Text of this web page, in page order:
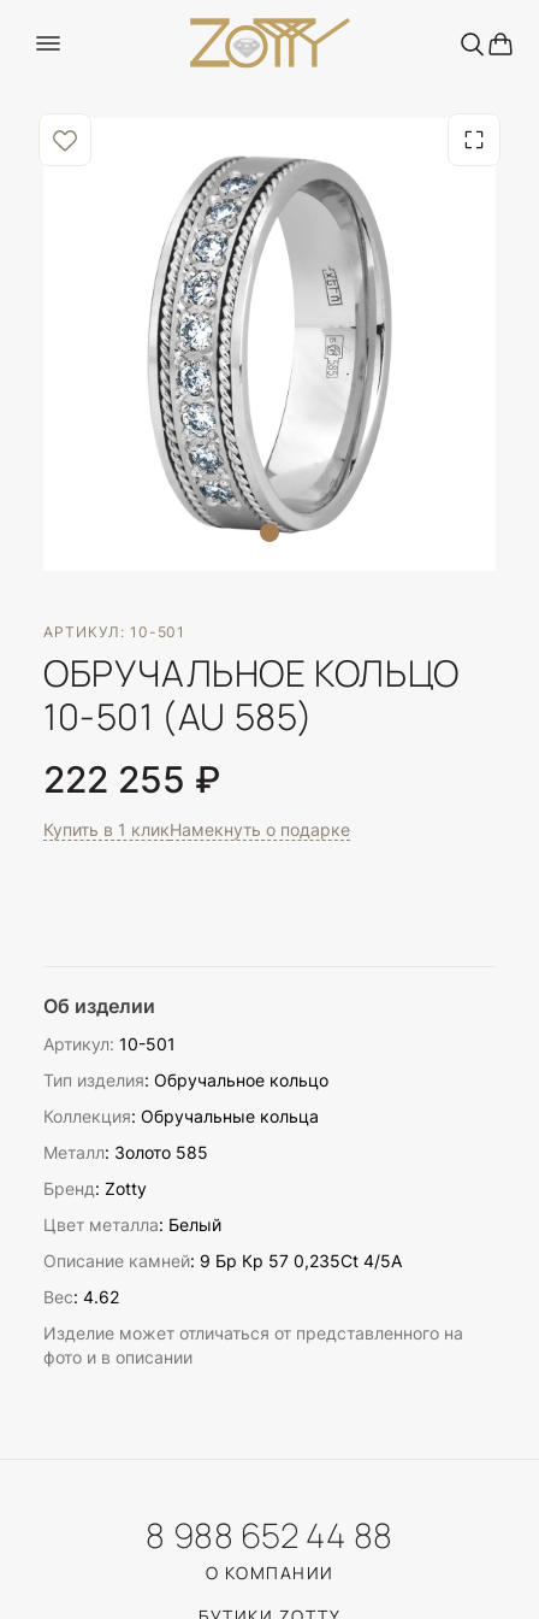
АРТИКУЛ: 10-501
ОБРУЧАЛЬНОЕ КОЛЬЦО
10-501 (AU 585)
222 255 ₽
Купить в 1 кликНамекнуть о подарке
Об изделии
Артикул: 10-501
Тип изделия: Обручальное кольцо
Коллекция: Обручальные кольца
Металл: Золото 585
Бренд: Zotty
Цвет металла: Белый
Описание камней: 9 Бр Кр 57 0,235Ct 4/5А
Вес: 4.62
Изделие может отличаться от представленного на
фото и в описании
8 988 652 44 88
О КОМПАНИИ